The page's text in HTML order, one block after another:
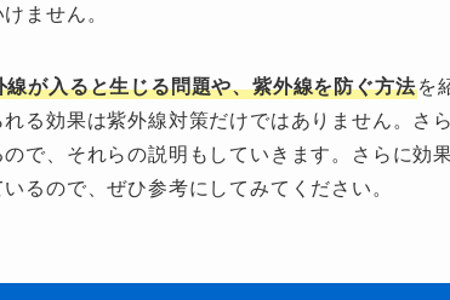
ません。
線が入ると生じる問題や、紫外線を防ぐ方法 を
る効果は紫外線対策だけではありません。さ
で、それらの説明もしていきます。さらに効
るので、ぜひ参考にしてみてください。